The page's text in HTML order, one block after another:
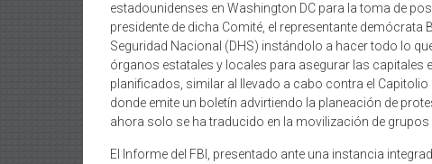
estadounidenses en Washington DC para la toma de
presidente de dicha Comité, el representante
Seguridad Nacional (DHS) instándolo a hacer todo lo
órganos estatales y locales para asegurar las
planificados, similar al llevado a cabo contra el
donde emite un boletín advirtiendo la planeación de
ahora solo se ha traducido en la movilización de
El Informe del FBI, presentado ante una instancia